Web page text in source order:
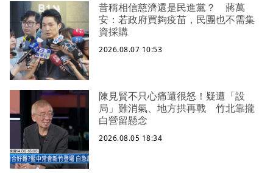
昔稱相信慈濟還是民進黨？ 蔣萬
安：若政府買夠疫苗，民團也不需集
資採購
2026.08.07 10:53
陳見賢不只心痛還很怒！疑遭「設
局」難消氣、地方拱再戰 竹北靠攏
白營留懸念
2026.08.05 18:34